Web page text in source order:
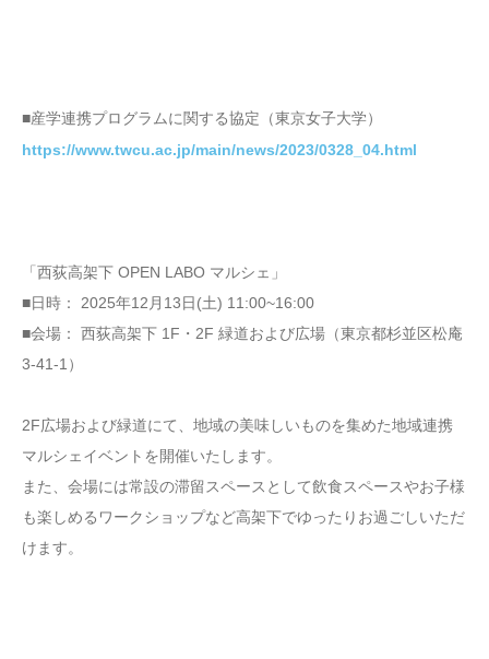
■産学連携プログラムに関する協定（東京女子大学）
https://www.twcu.ac.jp/main/news/2023/0328_04.html
「西荻高架下 OPEN LABO マルシェ」
■日時： 2025年12月13日(土) 11:00~16:00
■会場： 西荻高架下 1F・2F 緑道および広場（東京都杉並区松庵
3-41-1）
2F広場および緑道にて、地域の美味しいものを集めた地域連携
マルシェイベントを開催いたします。
また、会場には常設の滞留スペースとして飲食スペースやお子様
も楽しめるワークショップなど高架下でゆったりお過ごしいただ
けます。